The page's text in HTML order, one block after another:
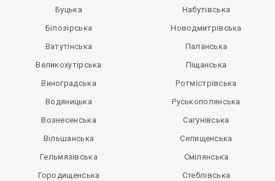
Буцька
Білозірська
Ватутінська
Великохутірська
Виноградська
Водяницька
Вознесенська
Вільшанська
Гельмязівська
Городищенська
Набутівська
Новодмитрівська
Паланська
Піщанська
Ротмістрівська
Руськополянська
Сагунівська
Селищенська
Смілянська
Стеблівська